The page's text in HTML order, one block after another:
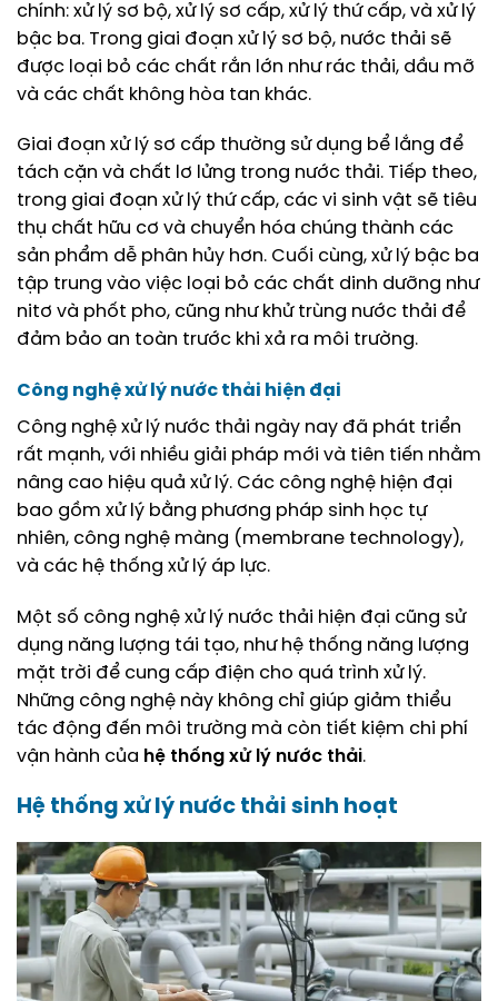
chính: xử lý sơ bộ, xử lý sơ cấp, xử lý thứ cấp, và xử lý
bậc ba. Trong giai đoạn xử lý sơ bộ, nước thải sẽ
được loại bỏ các chất rắn lớn như rác thải, dầu mỡ
và các chất không hòa tan khác.
Giai đoạn xử lý sơ cấp thường sử dụng bể lắng để
tách cặn và chất lơ lửng trong nước thải. Tiếp theo,
trong giai đoạn xử lý thứ cấp, các vi sinh vật sẽ tiêu
thụ chất hữu cơ và chuyển hóa chúng thành các
sản phẩm dễ phân hủy hơn. Cuối cùng, xử lý bậc ba
tập trung vào việc loại bỏ các chất dinh dưỡng như
nitơ và phốt pho, cũng như khử trùng nước thải để
đảm bảo an toàn trước khi xả ra môi trường.
Công nghệ xử lý nước thải hiện đại
Công nghệ xử lý nước thải ngày nay đã phát triển
rất mạnh, với nhiều giải pháp mới và tiên tiến nhằm
nâng cao hiệu quả xử lý. Các công nghệ hiện đại
bao gồm xử lý bằng phương pháp sinh học tự
nhiên, công nghệ màng (membrane technology),
và các hệ thống xử lý áp lực.
Một số công nghệ xử lý nước thải hiện đại cũng sử
dụng năng lượng tái tạo, như hệ thống năng lượng
mặt trời để cung cấp điện cho quá trình xử lý.
Những công nghệ này không chỉ giúp giảm thiểu
tác động đến môi trường mà còn tiết kiệm chi phí
vận hành của hệ thống xử lý nước thải.
Hệ thống xử lý nước thải sinh hoạt